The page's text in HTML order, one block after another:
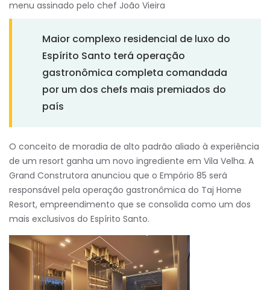
menu assinado pelo chef João Vieira
Maior complexo residencial de luxo do
Espírito Santo terá operação
gastronômica completa comandada
por um dos chefs mais premiados do
país
O conceito de moradia de alto padrão aliado à experiência
de um resort ganha um novo ingrediente em Vila Velha. A
Grand Construtora anunciou que o Empório 85 será
responsável pela operação gastronômica do Taj Home
Resort, empreendimento que se consolida como um dos
mais exclusivos do Espírito Santo.